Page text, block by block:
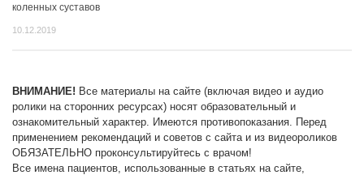
коленных суставов
10.12.2019
ВНИМАНИЕ! Все материалы на сайте (включая видео и аудио
ролики на сторонних ресурсах) носят образовательный и
ознакомительный характер. Имеются противопоказания. Перед
применением рекомендаций и советов с сайта и из видеороликов
ОБЯЗАТЕЛЬНО проконсультируйтесь с врачом!
Все имена пациентов, использованные в статьях на сайте,